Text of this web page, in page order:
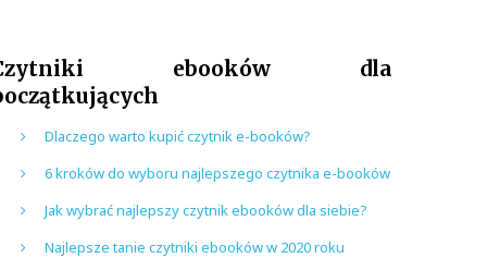
ebooków dla
Dlaczego warto kupić czytnik e-booków?
6 kroków do wyboru najlepszego czytnika e-booków
Jak wybrać najlepszy czytnik ebooków dla siebie?
Najlepsze tanie czytniki ebooków w 2020 roku